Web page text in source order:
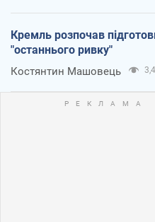
Кремль розпочав
"останнього ривку"
Костянтин Машовець